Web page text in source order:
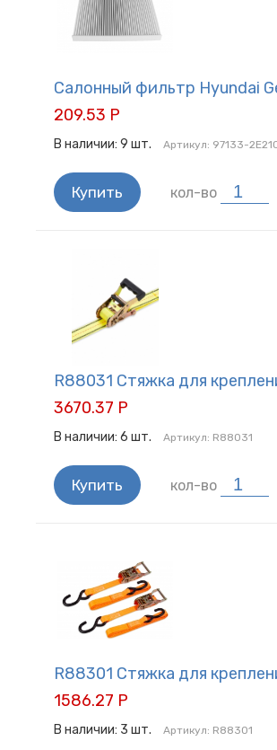
Салонный фильтр Hyundai
209.53 Р
В наличии: 9 шт. Артикул: 97133-
Купить кол-во
R88031 Стяжка для
3670.37 Р
В наличии: 6 шт. Артикул: R88031
Купить кол-во
R88301 Стяжка для
1586.27 Р
В наличии: 3 шт. Артикул: R88301